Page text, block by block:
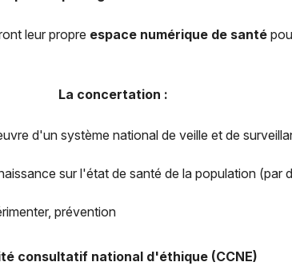
leur propre espace numérique de santé
La concertation :
d'un système national de veille et de
sur l'état de santé de la population (par
prévention
consultatif national d'éthique (CCNE)